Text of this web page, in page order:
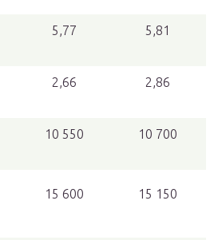
5,77 5,81
2,66 2,86
10 550 10 700
15 600 15 150